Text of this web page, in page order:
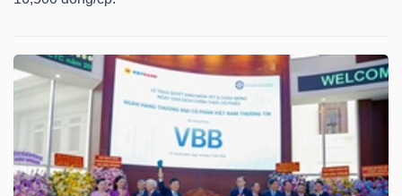
đầu
tư